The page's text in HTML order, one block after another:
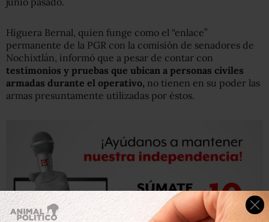
Higuera Bernal, quien funge como el “enlace”
permanente de la PGR con la comisión de senadores de
Nochixtlán, informó que a pesar de contar con
testimonios y pruebas que ubican a personas civiles
armadas durante el operativo, no tienen en su poder las
armas presuntamente utilizadas por éstos.